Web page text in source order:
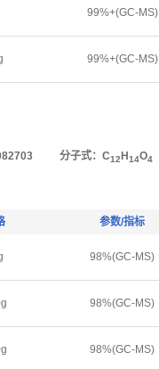
99%+(GC-MS)
99%+(GC-MS)
分子式：C12 H 14O4
参数/指标
98%(GC-MS)
98%(GC-MS)
98%(GC-MS)